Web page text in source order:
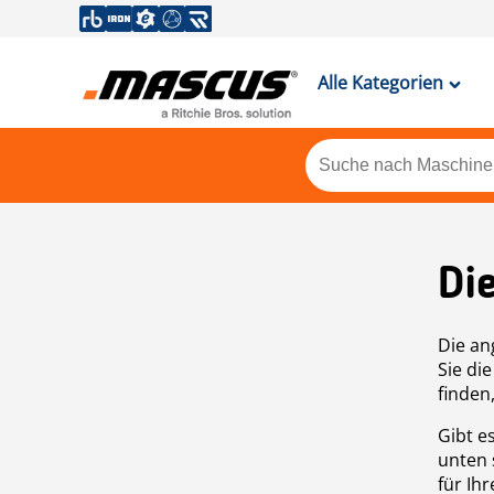
Alle Kategorien
Die
Sie
Gibt
unten
für